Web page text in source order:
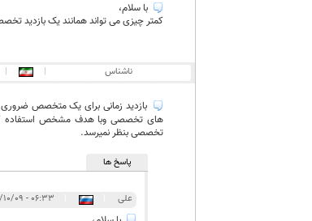
با سلام،
کمتر چیزی می تواند همانند یک بازدید
ناشناس |
|
بازدید زمانی برای یک متخصص ضروری
های تخصصی وبا هدف مشخص استفاده
تخصصی بنظر نمیرسد.
پاسخ ها
علی ۰۶:۳۳ - ۱۳۹۲/۱۰/۰۹